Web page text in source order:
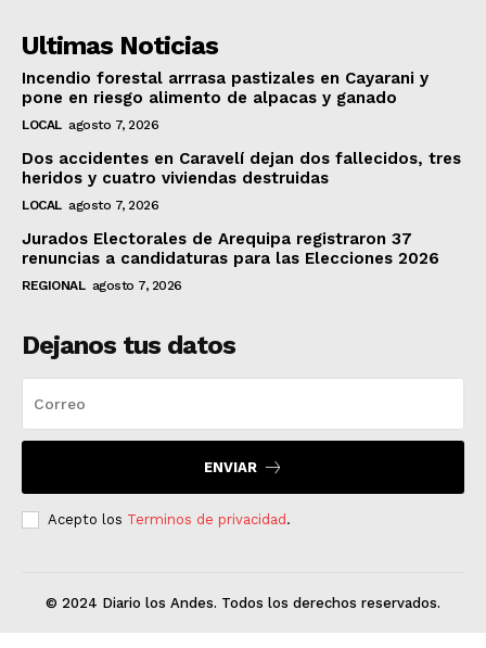
Ultimas Noticias
Incendio forestal arrrasa pastizales en Cayarani y
pone en riesgo alimento de alpacas y ganado
LOCAL agosto 7, 2026
Dos accidentes en Caravelí dejan dos fallecidos, tres
heridos y cuatro viviendas destruidas
LOCAL agosto 7, 2026
Jurados Electorales de Arequipa registraron 37
renuncias a candidaturas para las Elecciones 2026
REGIONAL agosto 7, 2026
Dejanos tus datos
ENVIAR
Acepto los Terminos de privacidad.
© 2024 Diario los Andes. Todos los derechos reservados.